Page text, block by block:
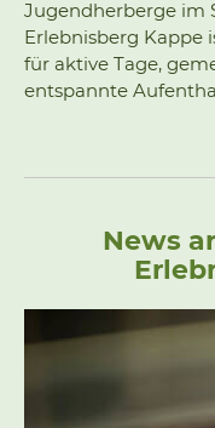
Jugendherberge im
Erlebnisberg Kappe
für aktive Tage,
entspannte
News